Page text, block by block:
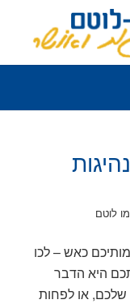
לוטם
כאש – לכו
היא הדבר
או לפחות